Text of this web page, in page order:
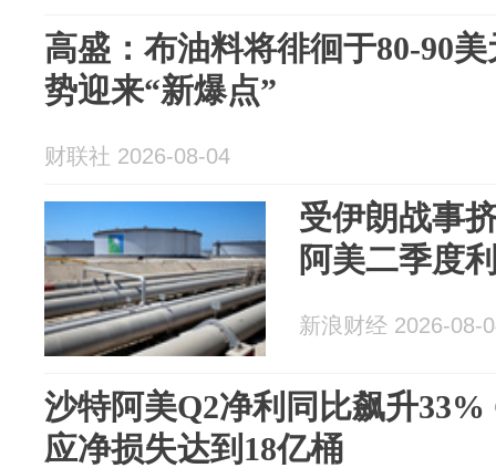
高盛：布油料将徘徊于80-90
势迎来“新爆点”
财联社 2026-08-04
受伊朗战事
阿美二季度
新浪财经 2026-08-
沙特阿美Q2净利同比飙升
应净损失达到18亿桶